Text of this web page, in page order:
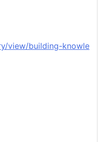
view/building-knowle